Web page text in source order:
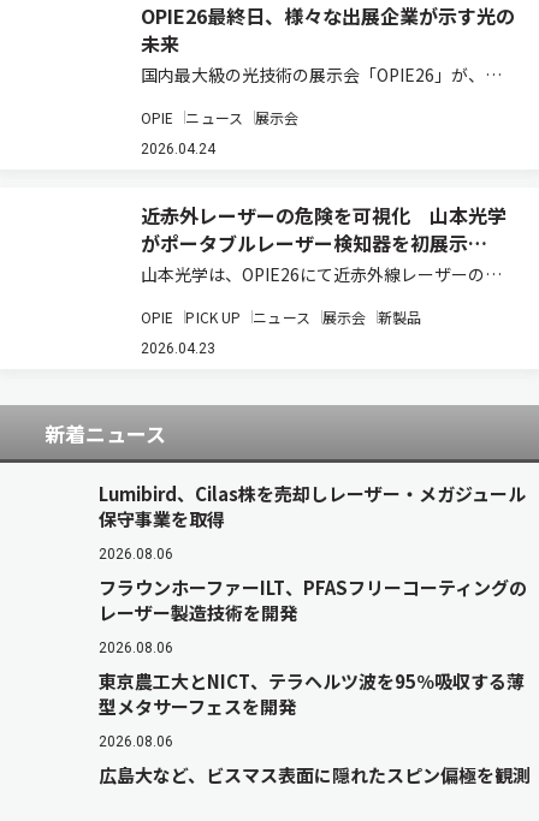
OPIE26最終日、様々な出展企業が示す光の
未来
国内最大級の光技術の展示会「OPIE26」が、最
画像処理、センシング、加工技術など、光技術の
現在地を示す多彩な展示が展開されており、各
OPIE ニュース 展示会
2026.04.24
近赤外レーザーの危険を可視化 山本光学
がポータブルレーザー検知器を初展示
【OPIE26】
山本光学は、OPIE26にて近赤外線レーザーの散
器「YSL-01」を展示している。 レーザー加工や
クリーニング用途で用いられる近赤外光は人の目
OPIE PICK UP ニュース 展示会 新製品
2026.04.23
新着ニュース
Lumibird、Cilas株を売却しレーザー・メガジュール
保守事業を取得
2026.08.06
フラウンホーファーILT、PFASフリーコーティングの
レーザー製造技術を開発
2026.08.06
東京農工大とNICT、テラヘルツ波を95％吸収する薄
型メタサーフェスを開発
2026.08.06
広島大など、ビスマス表面に隠れたスピン偏極を観測